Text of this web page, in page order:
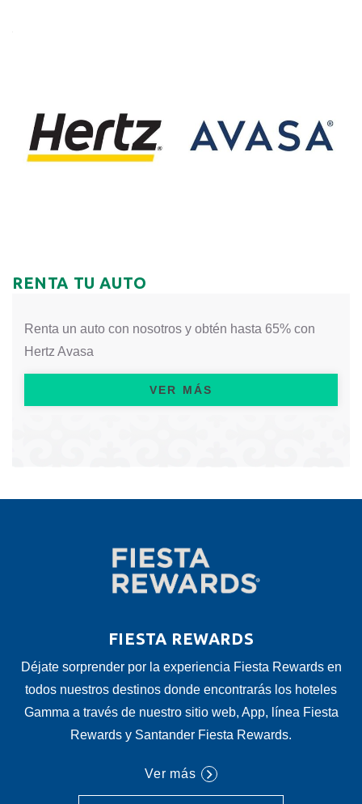
RENTA TU AUTO
Renta un auto con nosotros y obtén hasta 65% con
Hertz Avasa
VER MÁS
FIESTA REWARDS
Déjate sorprender por la experiencia Fiesta Rewards en
todos nuestros destinos donde encontrarás los hoteles
Gamma a través de nuestro sitio web, App, línea Fiesta
Rewards y Santander Fiesta Rewards.
Ver más